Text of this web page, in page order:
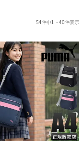
54件中1 - 40件表示